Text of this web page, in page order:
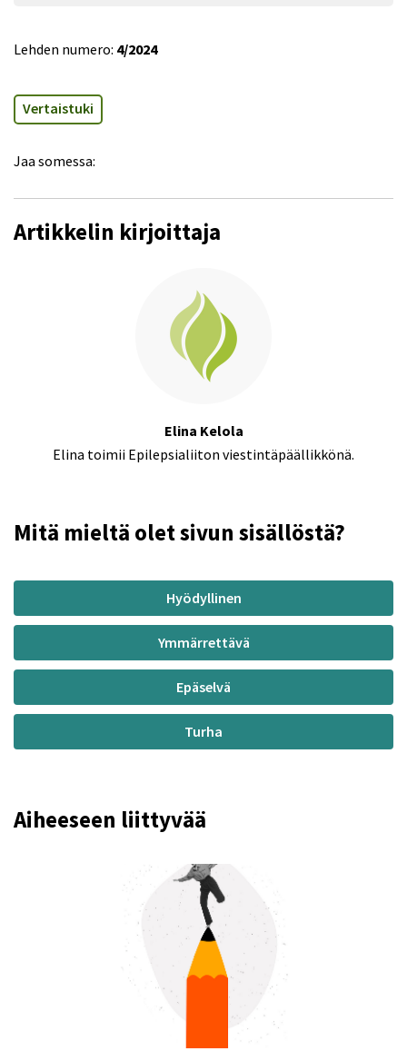
Lehden numero: 4/2024
Vertaistuki
Jaa somessa:
Artikkelin kirjoittaja
Elina Kelola
Elina toimii Epilepsialiiton viestintäpäällikkönä.
Mitä mieltä olet sivun sisällöstä?
Hyödyllinen
Ymmärrettävä
Epäselvä
Turha
Aiheeseen liittyvää